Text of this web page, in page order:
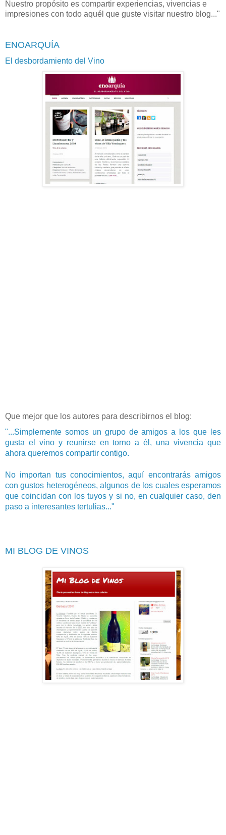
Nuestro propósito es compartir experiencias, vivencias e
impresiones con todo aquél que guste visitar nuestro blog..."
ENOARQUÍA
El desbordamiento del Vino
Que mejor que los autores para describirnos el blog:
"...Simplemente somos un grupo de amigos a los que les
gusta el vino y reunirse en torno a él, una vivencia que
ahora queremos compartir contigo.
No importan tus conocimientos, aquí encontrarás amigos
con gustos heterogéneos, algunos de los cuales esperamos
que coincidan con los tuyos y si no, en cualquier caso, den
paso a interesantes tertulias..."
MI BLOG DE VINOS